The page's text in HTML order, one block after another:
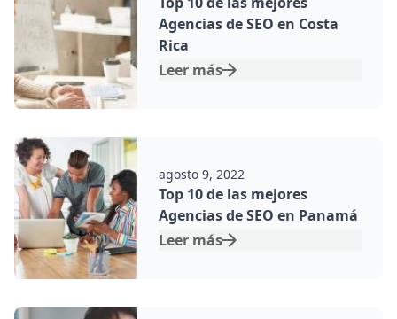
Agencias de SEO en Costa
Rica
Leer más
Por:
agosto 9, 2022
Top 10 de las mejores
Agencias de SEO en Panamá
Leer más
Por: